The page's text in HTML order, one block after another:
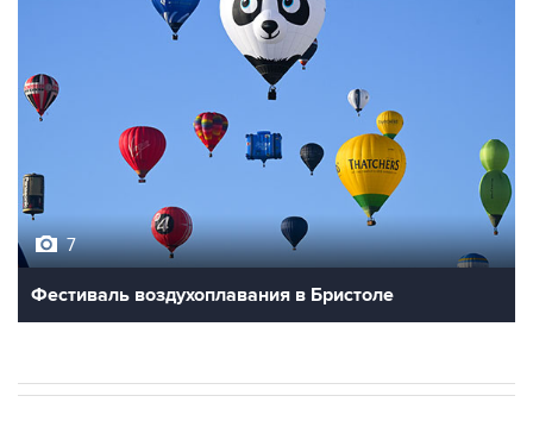
Фестиваль воздухоплавания в Бристоле